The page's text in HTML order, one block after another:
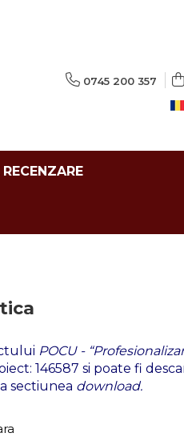
0745 200 357
POCU -
146587 si poate fi
sectiunea download.